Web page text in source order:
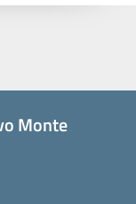
Monte